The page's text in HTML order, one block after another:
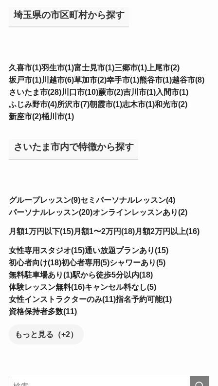
埼玉県の市区町村から探す
久喜市(1)羽生市(1)富士見市(1)三郷市(1)上尾市(2)
坂戸市(1)川越市(6)草加市(2)幸手市(1)熊谷市(1)越谷市(8)
さいたま市(28)川口市(10)蕨市(2)吉川市(1)入間市(1)
ふじみ野市(4)所沢市(7)朝霞市(1)志木市(1)和光市(2)
新座市(2)桶川市(1)
さいたま市内で特徴から探す
グループレッスン(9)セミパーソナルレッスン(4)
パーソナルレッスン(20)オンラインレッスンあり(2)
月額1万円以下(15)月額1〜2万円(18)月額2万円以上(16)
女性専用スタジオ(15)通い放題プランあり(15)
初心者向け(18)初心者専用(5)シャワーあり(5)
無料駐車場あり(1)駅から徒歩5分以内(18)
体験レッスン無料(16)キャンセル料なし(5)
女性インストラクターのみ(11)指名予約可能(1)
資格保持者多数(11)
もっと見る（+2）